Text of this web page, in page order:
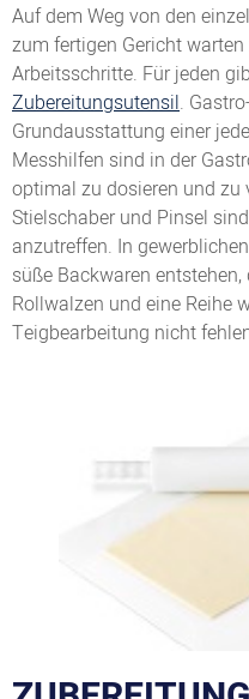
Auf dem Weg von den
zum fertigen Gericht
Arbeitsschritte. Für jeden
Zubereitungsutensil.
Grundausstattung einer
Messhilfen sind in der
optimal zu dosieren und zu
Stielschaber und Pinsel
anzutreffen. In
süße Backwaren
Rollwalzen und eine Reihe
Teigbearbeitung nicht